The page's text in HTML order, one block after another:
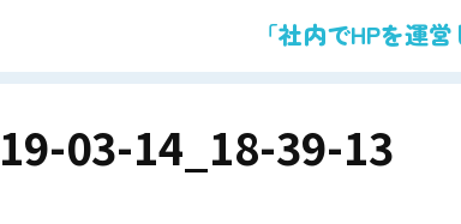
「社内でHPを運
03-14_18-39-13